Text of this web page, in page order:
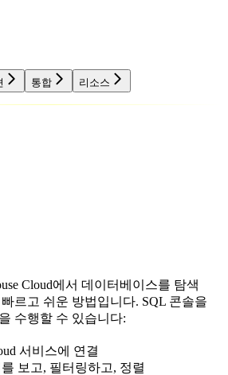
통합 리소스
Cloud에서 데이터베이스를 탐색
르고 쉬운 방법입니다. SQL 콘솔을
수행할 수 있습니다:
서비스에 연결
보고, 필터링하고, 정렬